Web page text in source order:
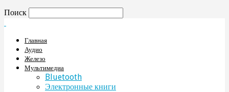
Поиск
Главная
Аудио
Железо
Мультимедиа
Bluetooth
Электронные книги